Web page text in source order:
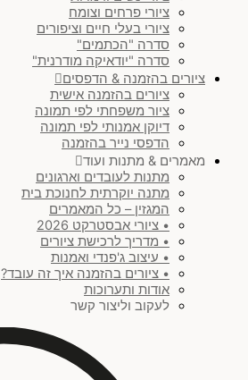
ציורי פרחים וצומח
ציורי בעלי חיים וציפורים
סדרה "הכתמים"
סדרה "יודאיקה מודרנית"
ציורים בהזמנה & הדפסים
ציורים בהזמנה אישית
ציור משפחתי לפי תמונה
דיוקן אמנותי לפי תמונה
הדפסי נייר בהזמנה
מאמרים & מתנות ועוד
מתנות לעובדים וארגונים
מתנה יוקרתית לחנוכת בית
המגזין – כל המאמרים
• ציורי אבסטרקט 2026
• מדריך לרכישת ציורים
• עיצוב ג'פנדי ואמנות
• ציורים בהזמנה איך זה עובד?
אודות ותערוכות
לעקוב וליצור קשר